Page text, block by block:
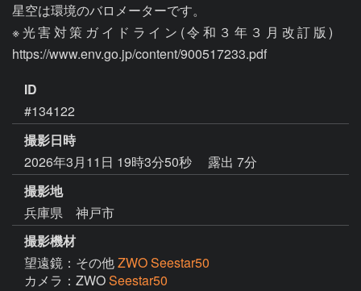
星空は環境のバロメーターです。
※光害対策ガイドライン(令和３年３月改訂版)
ID
#134122
撮影日時
2026年3月11日 19時3分50秒
露出 7分
撮影地
兵庫県 神戸市
撮影機材
望遠鏡：その他ZWO Seestar50
カメラ：ZWOSeestar50